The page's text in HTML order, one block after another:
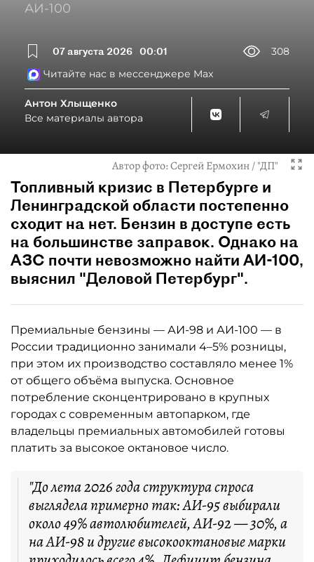
АИ-100
07 августа 2026 00:01
308
Читайте нас в мессенджере Max
Антон Хлыщенко
Все материалы автора
Автор фото:Сергей Ермохин / "ДП"
Топливный кризис в Петербурге и
Ленинградской области постепенно
сходит на нет. Бензин в доступе есть
на большинстве заправок. Однако на
АЗС почти невозможно найти АИ-100,
выяснил "Деловой Петербург".
Премиальные бензины — АИ-98 и АИ-100 — в
России традиционно занимали 4–5% розницы,
при этом их производство составляло менее 1%
от общего объёма выпуска. Основное
потребление сконцентрировано в крупных
городах с современным автопарком, где
владельцы премиальных автомобилей готовы
платить за высокое октановое число.
"До лета 2026 года структура спроса
выглядела примерно так: АИ-95 выбирали
около 49% автолюбителей, АИ-92 — 30%, а
на АИ-98 и другие высокооктановые марки